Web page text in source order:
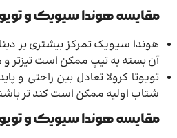
مقایسه هوندا سیویک و
هوندا سیویک تمرکز بیشتری بر
آن بسته به تیپ ممکن است تیزتر و
تویوتا کرولا تعادل بین راحتی
شتاب اولیه ممکن است کند تر
مقایسه هوندا سیویک و